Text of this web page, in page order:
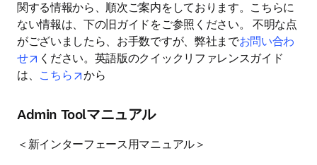
関する情報から、順次ご案内をしております。こちらに
ない情報は、下の旧ガイドをご参照ください。 不明な点
がございましたら、お手数ですが、弊社までお問い合わ
せ
opens in new tab/window
ください。英語版のクイックリファレンスガイド
は、 こちら opens in new tab/window
から
Admin Toolマニュアル
＜新インターフェース用マニュアル＞